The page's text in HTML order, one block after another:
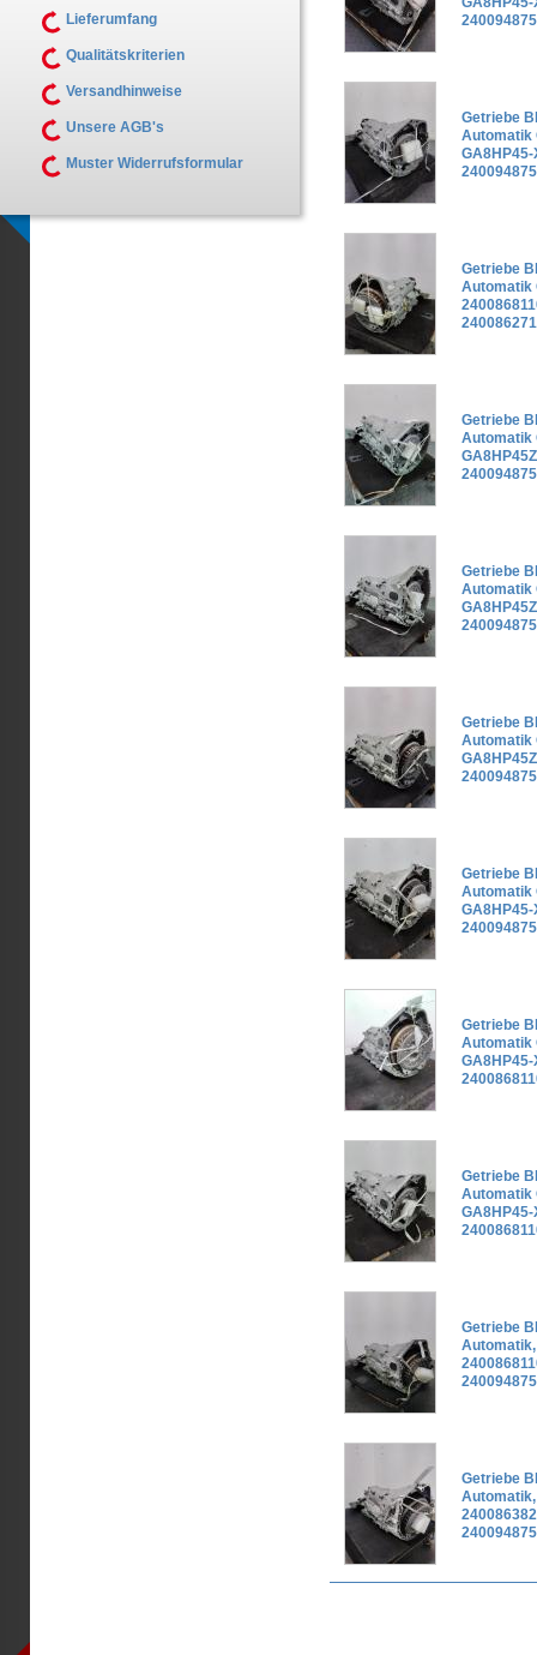
Getriebe
Automatik
GA8HP45-
Getriebe
Automatik
Getriebe
Automatik
Getriebe
Automatik
Getriebe
Automatik
Getriebe
Automatik
Getriebe
Automatik
Getriebe
Automatik
Getriebe
Automatik,
Getriebe
Automatik,
Lieferumfang
Qualitätskriterien
Versandhinweise
Unsere AGB's
Muster Widerrufsformular